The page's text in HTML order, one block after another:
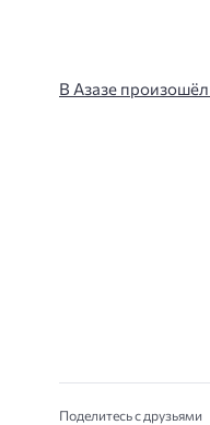
В Азазе
Поделитесь с друзьями